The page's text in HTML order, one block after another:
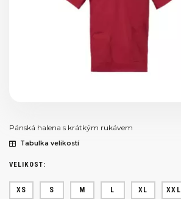
Pánská halena s krátkým rukávem
Tabulka velikostí
VELIKOST:
XS S M L XL XXL